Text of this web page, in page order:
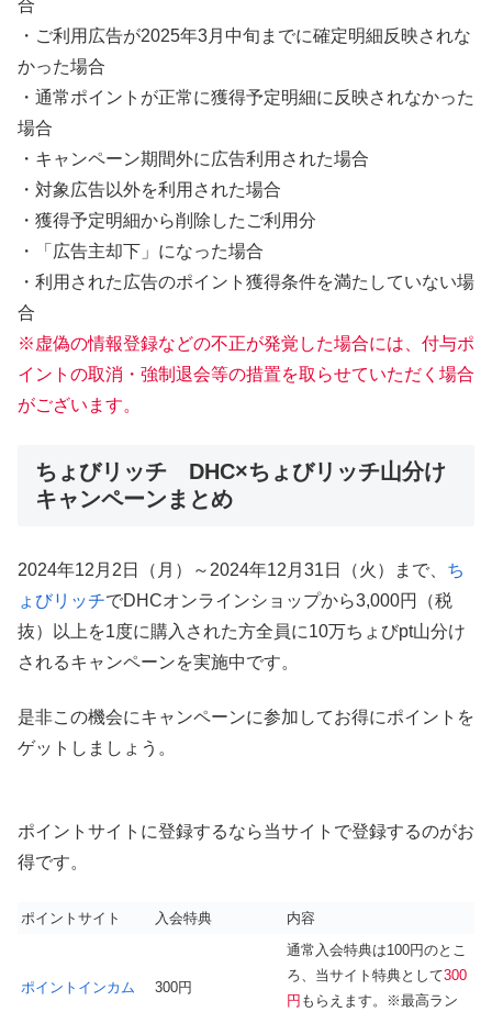
合
・ご利用広告が2025年3月中旬までに確定明細反映されな
かった場合
・通常ポイントが正常に獲得予定明細に反映されなかった
場合
・キャンペーン期間外に広告利用された場合
・対象広告以外を利用された場合
・獲得予定明細から削除したご利用分
・「広告主却下」になった場合
・利用された広告のポイント獲得条件を満たしていない場
合
※虚偽の情報登録などの不正が発覚した場合には、付与ポ
イントの取消・強制退会等の措置を取らせていただく場合
がございます。
ちょびリッチ DHC×ちょびリッチ山分け
キャンペーンまとめ
2024年12月2日（月）～2024年12月31日（火）まで、 ち
ょびリッチでDHCオンラインショップから3,000円（税
抜）以上を1度に購入された方全員に10万ちょびpt山分け
されるキャンペーンを実施中です。
是非この機会にキャンペーンに参加してお得にポイントを
ゲットしましょう。
ポイントサイトに登録するなら当サイトで登録するのがお
得です。
ポイントサイト 入会特典 内容
ポイントインカム 300円
通常入会特典は100円のとこ
ろ、当サイト特典として300
円 もらえます。※最高ラン